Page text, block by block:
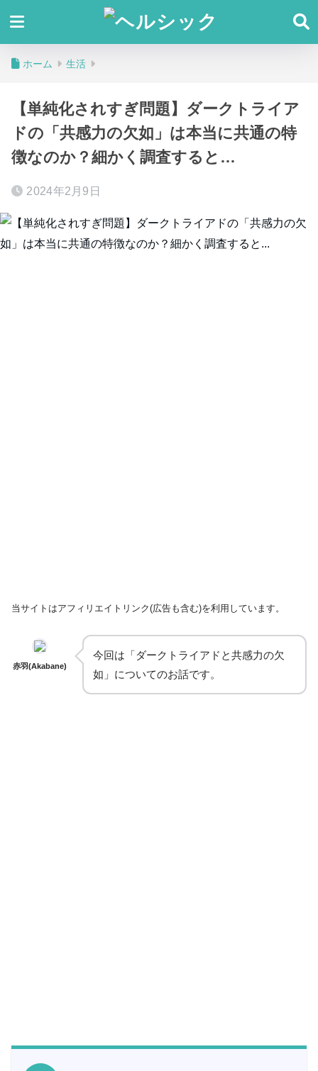
ホーム 生活
【単純化されすぎ問題】ダークトライア
ドの「共感力の欠如」は本当に共通の特
徴なのか？細かく調査すると…
2024年2月9日
当サイトはアフィリエイトリンク(広告も含む)を利用しています。
赤羽(Akabane)
今回は「ダークトライアドと共感力の欠
如」についてのお話です。